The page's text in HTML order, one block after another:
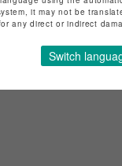
it may not be
any direct or indirect
Switch